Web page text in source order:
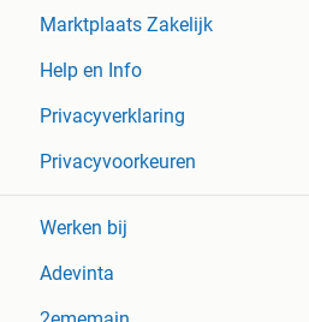
Marktplaats Zakelijk
Help en Info
Privacyverklaring
Privacyvoorkeuren
Werken bij
Adevinta